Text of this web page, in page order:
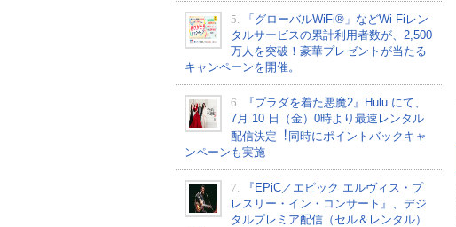
5.
「グローバルWiFi®」などWi-Fiレン
タルサービスの累計利用者数が、2,500
万人を突破！豪華プレゼントが当たる
キャンペーンを開催。
6.
『プラダを着た悪魔2』Hulu にて、
7⽉ 10 ⽇（金）0時より最速レンタル
配信決定︕同時にポイントバックキャ
ンペーンも実施
7.
『EPiC／エピック エルヴィス・プ
レスリー・イン・コンサート』、デジ
タルプレミア配信（セル＆レンタル）